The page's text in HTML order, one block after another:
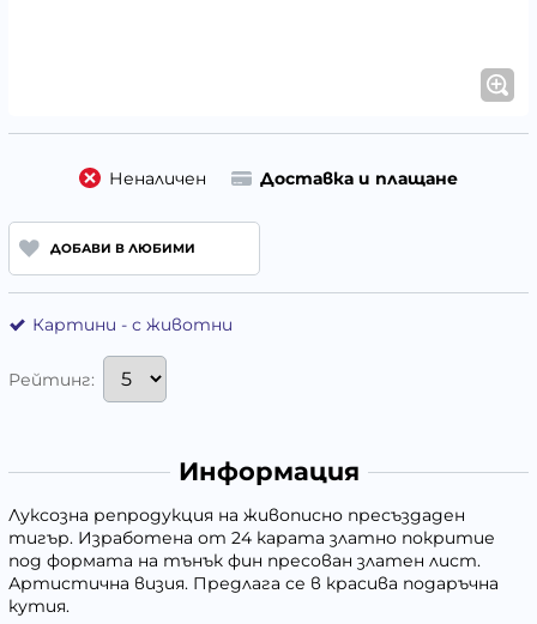
Неналичен Доставка и плащане
ДОБАВИ В ЛЮБИМИ
Картини - с животни
Рейтинг:
Информация
Луксозна репродукция на живописно пресъздаден
тигър. Изработена от 24 карата златно покритие
под формата на тънък фин пресован златен лист.
Артистична визия. Предлага се в красива подаръчна
кутия.